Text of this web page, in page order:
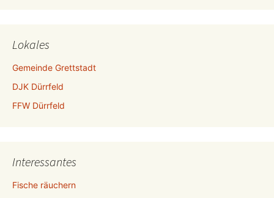
Lokales
Gemeinde Grettstadt
DJK Dürrfeld
FFW Dürrfeld
Interessantes
Fische räuchern